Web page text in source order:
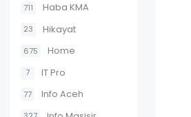
711 Haba KMA
23 Hikayat
675 Home
7 IT Pro
77 Info Aceh